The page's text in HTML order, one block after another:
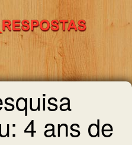
4 ans de